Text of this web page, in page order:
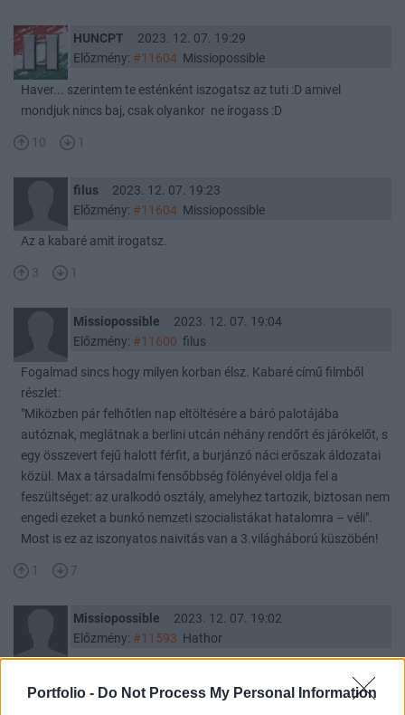
Portfolio - Do Not Process My Personal Information
HUNCPT
2023. 12. 07. 19:29
Előzmény: #11604Missiopossible
Haver... szerintem te esténként iszogatsz az tuti :D amivel
mondjuk nincs baj, csak olyankor ne írogass :D
10 1
filus
2023. 12. 07. 19:23
Előzmény: #11604Missiopossible
Az a kabaré amit irogatsz.
3 1
Missiopossible
2023. 12. 07. 19:04
Előzmény: #11600 filus
Fogalmad sincs hogy milyen korban élsz. Kabaré című filmből
részlet:
"Miközben pár felhőtlen nap eltöltésére a báró palotájába
autóznak, meglátnak a berlini utcán néhány rendőrt és járókelőt, s
egy összevert fejű halott férfit, a burjánzó náci erőszak áldozatai
közül. Max a társadalmi fensőbbség fölényével oldja fel a
feszültséget: az uralkodó osztály, amelyhez tartozik, biztosan nem
engedi ezeket a bunkó nemzeti szocialistákat hatalomra – véli".
Most is ez az iszonyatos naivitás van a 3.világháború küszöbén!
1 7
Missiopossible
2023. 12. 07. 19:02
Előzmény: #11593 Hathor
iszonyatos MEGLEPI lesz hamarosan, nemcsak a tőzsdén hanem